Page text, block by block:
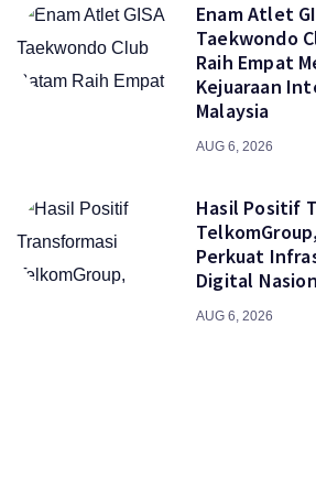
Enam Atlet
Taekwondo
Raih Empat
Kejuaraan
Malaysia
AUG 6, 2026
Hasil Positif
Perkuat
Digital
AUG 6, 2026